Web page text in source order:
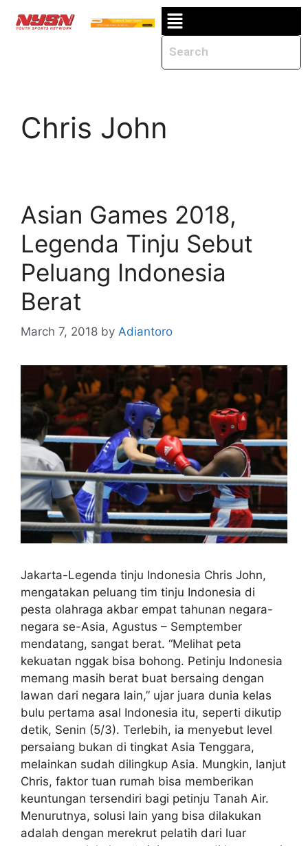
Chris John
Asian Games 2018,
Legenda Tinju Sebut
Peluang Indonesia
Berat
March 7, 2018 by Adiantoro
Jakarta-Legenda tinju Indonesia Chris John,
mengatakan peluang tim tinju Indonesia di
pesta olahraga akbar empat tahunan negara-
negara se-Asia, Agustus – Semptember
mendatang, sangat berat. “Melihat peta
kekuatan nggak bisa bohong. Petinju Indonesia
memang masih berat buat bersaing dengan
lawan dari negara lain,” ujar juara dunia kelas
bulu pertama asal Indonesia itu, seperti dikutip
detik, Senin (5/3). Terlebih, ia menyebut level
persaiang bukan di tingkat Asia Tenggara,
melainkan sudah dilingkup Asia. Mungkin, lanjut
Chris, faktor tuan rumah bisa memberikan
keuntungan tersendiri bagi petinju Tanah Air.
Menurutnya, solusi lain yang bisa dilakukan
adalah dengan merekrut pelatih dari luar